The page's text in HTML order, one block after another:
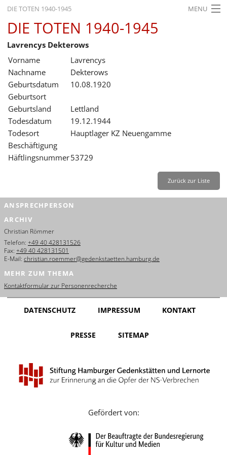
DIE TOTEN 1940-1945 MENU
STARTSEITE
AKTUELLES
AUSSTELLUNGEN
GESCHICHTE
BILDUNG
FORSCHUNG
SERVICE
Français
Dansk
Español
Nederlands
Português
Русский
Leichte Sprache
DIE TOTEN 1940-1945
Lavrencys Dekterows
Vorname
Lavrencys
Nachname
Dekterows
Geburtsdatum
10.08.1920
Geburtsort
Geburtsland
Lettland
Todesdatum
19.12.1944
Todesort
Hauptlager KZ Neuengamme
Beschäftigung
Häftlingsnummer53729
Zurück zur Liste
ANSPRECHPERSON
ARCHIV
Christian Römmer
Telefon: +49 40 428131526
Fax: +49 40 428131501
E-Mail: christian.roemmer@gedenkstaetten.hamburg.de
MEHR ZUM THEMA
Kontaktformular zur Personenrecherche
DATENSCHUTZ IMPRESSUM KONTAKT
PRESSE SITEMAP
Gefördert von: